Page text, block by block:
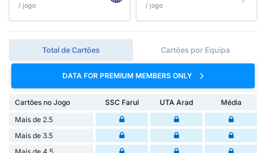
/ jogo / jogo
Total de Cartões Cartões por Equipa
DATA FOR PREMIUM MEMBERS ONLY
Cartões no Jogo SSC Farul UTA Arad
Média
Mais de 2.5
Mais de 3.5